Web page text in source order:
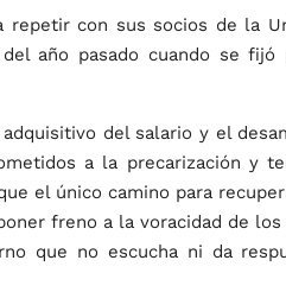
con sus socios de la
año pasado cuando se fijó
del salario y el
a la precarización y
el único camino para
freno a la voracidad de
que no escucha ni da